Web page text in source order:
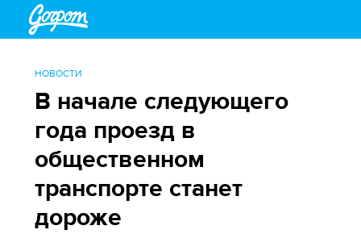
НОВОСТИ
В начале следующего
года проезд в
общественном
транспорте станет
дороже